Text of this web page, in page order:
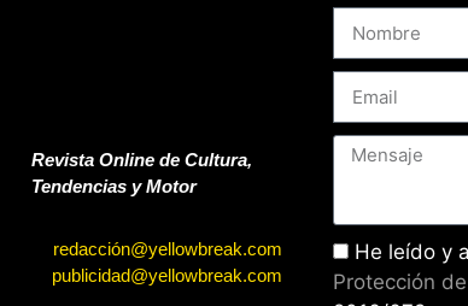
Revista Online de Cultura,
Tendencias y Motor
redacción@yellowbreak.com
publicidad@yellowbreak.com
He leído y
Protección